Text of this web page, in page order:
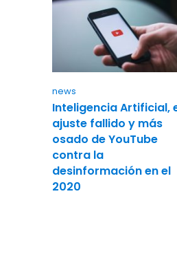
news
Inteligencia Artificial,
ajuste fallido y más
osado de YouTube
contra la
desinformación en el
2020